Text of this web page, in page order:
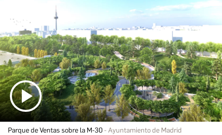
Parque de Ventas sobre la M-30 Ayuntamiento de Madrid